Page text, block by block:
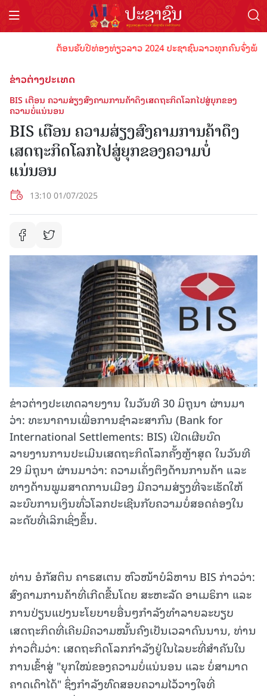
ຕ້ອນຮັບປີທ່ອງທ່ຽວລາວ 2024 ປະຊາຊົນລາວທຸກຄົນຈົ່ງພ້ອ
ຂ່າວຕ່າງປະເທດ
BIS ເຕືອນ ຄວາມສ່ຽງສົງຄາມການຄ້າດຶງເສດຖະກິດໂລກໄປສູ່ຍຸກຂອງ
ຄວາມບໍ່ແນ່ນອນ
BIS ເຕືອນ ຄວາມສ່ຽງສົງຄາມການຄ້າດຶງ
ເສດຖະກິດໂລກໄປສູ່ຍຸກຂອງຄວາມບໍ່
ແນ່ນອນ
13:10 01/07/2025
ຂ່າວຕ່າງປະເທດລາຍງານ ໃນວັນທີ 30 ມິຖຸນາ ຜ່ານມາ
ວ່າ: ທະນາຄານ​​ເພື່ອການຊຳລະສາກົນ (Bank for
International Settlements: BIS) ເປີດເຜີຍບົດ
ລາຍງານ​ການ​ປະ​ເມີນ​ເສດຖະກິດ​ໂລກ​ຄັ້ງ​ຫຼ້າ​ສຸດ​ ໃນ​ວັນ​ທີ
29 ມິຖຸນາ ຜ່ານມາ​ວ່າ: ຄວາມ​ເຄັ່ງ​ຕຶງ​ດ້ານ​ການ​ຄ້າ ​ແລະ​
ທາງ​ດ້ານພູມສາດການ​ເມືອງ​ ມີຄວາມສ່ຽງທີ່ຈະເຮັດໃຫ້
ລະບົບການເງິນທົ່ວໂລກປະເຊີນກັບຄວາມບໍ່ສອດຄ່ອງໃນ
ລະດັບທີ່ເລິກເຊິ່ງຂຶ້ນ.
ທ່ານ ອໍກັສຕິນ ຄາຣສເຕນ ຫົວໜ້າບໍລິຫານ BIS ກ່າວວ່າ:
ສົງຄາມການຄ້າທີ່ເກີດຂື້ນໂດຍ ສະຫະລັດ ອາເມຣິກາ ແລະ
ການປ່ຽນແປງນະໂຍບາຍອື່ນໆກຳລັງທໍາລາຍລະບຽບ
ເສດຖະກິດທີ່ເຄີຍມີຄວາມໝັ້ນຄົງເປັນເວລາດົນນານ, ທ່ານ
ກ່າວຕື່ມວ່າ: ເສດຖະກິດໂລກກໍາລັງຢູ່ໃນໄລຍະທີ່ສໍາຄັນໃນ
ການເຂົ້າສູ່ "ຍຸກໃໝ່ຂອງຄວາມບໍ່ແນ່ນອນ ແລະ ບໍ່ສາມາດ
ຄາດເດົາໄດ້" ຊຶ່ງກໍາລັງທົດສອບຄວາມໄວ້ວາງໃຈທີ່